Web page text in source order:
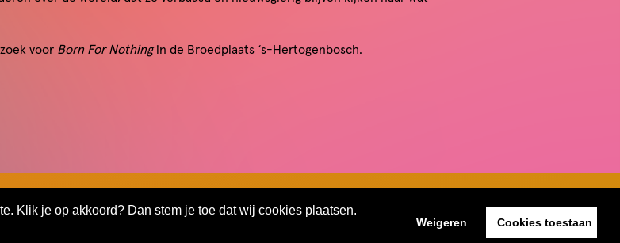
Klik je op akkoord? Dan stem je toe dat wij cookies plaatsen.
Weigeren Cookies toestaan
voor Born For Nothingin de Broedplaats ‘s-Hertogenbosch.